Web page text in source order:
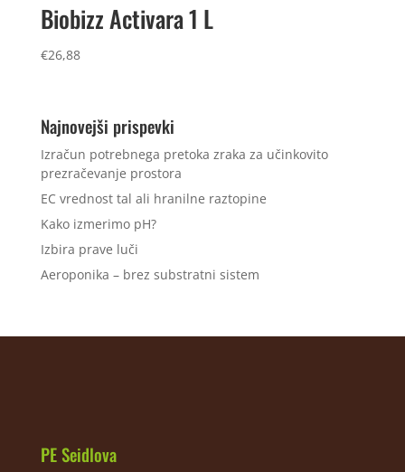
Biobizz Activara 1 L
€26,88
Najnovejši prispevki
Izračun potrebnega pretoka zraka za učinkovito
prezračevanje prostora
EC vrednost tal ali hranilne raztopine
Kako izmerimo pH?
Izbira prave luči
Aeroponika – brez substratni sistem
PE Seidlova